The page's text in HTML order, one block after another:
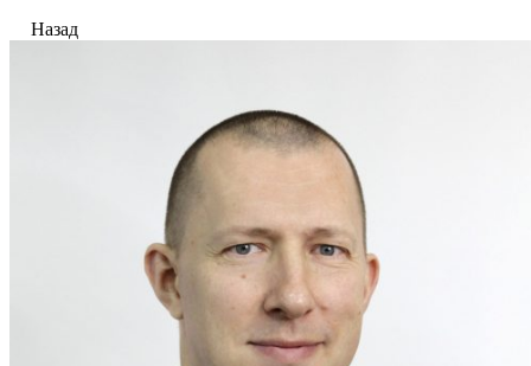
Назад